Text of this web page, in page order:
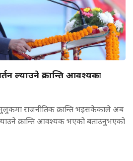
ल्याउने क्रान्ति आवश्यकः
मुलुकमा राजनीतिक क्रान्ति भइसकेकाले अब
क्रान्ति आवश्यक भएको बताउनुभएको